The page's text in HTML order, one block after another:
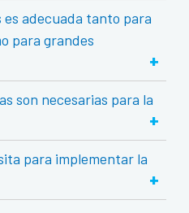
adecuada tanto para
para grandes
+
son necesarias para la
+
para implementar la
+